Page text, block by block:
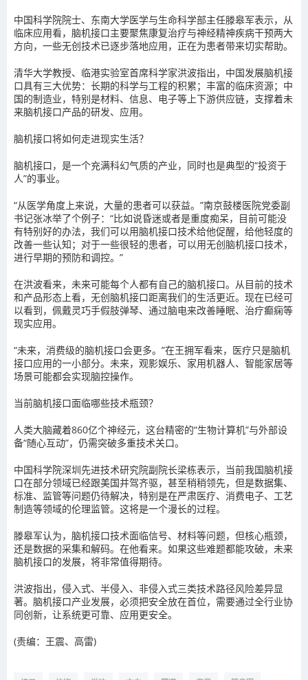
中国科学院院士、东南大学医学与生命科学部主任滕皋军表示，从
临床应用看，脑机接口主要聚焦康复治疗与神经精神疾病干预两大
方向，一些无创技术已逐步落地应用，正在为患者带来切实帮助。
清华大学教授、临港实验室首席科学家洪波指出，中国发展脑机接
口具有三大优势：长期的科学与工程的积累；丰富的临床资源；中
国的制造业，特别是材料、信息、电子等上下游供应链，支撑着未
来脑机接口产品的研发、应用。
脑机接口将如何走进现实生活？
脑机接口，是一个充满科幻气质的产业，同时也是典型的“投资于
人”的事业。
“从医学角度上来说，大量的患者可以获益。”南京鼓楼医院党委副
书记张冰举了个例子：“比如说昏迷或者是重度痴呆，目前可能没
有特别好的办法，我们可以用脑机接口技术给他促醒，给他轻度的
改善一些认知；对于一些很轻的患者，可以用无创脑机接口技术，
进行早期的预防和调控。”
在洪波看来，未来可能每个人都有自己的脑机接口。从目前的技术
和产品形态上看，无创脑机接口距离我们的生活更近。现在已经可
以看到，佩戴灵巧手假肢弹琴、通过脑电来改善睡眠、治疗癫痫等
现实应用。
“未来，消费级的脑机接口会更多。”在王拥军看来，医疗只是脑机
接口应用的一小部分。未来，观影娱乐、家用机器人、智能家居等
场景可能都会实现脑控操作。
当前脑机接口面临哪些技术瓶颈？
人类大脑藏着860亿个神经元，这台精密的“生物计算机”与外部设
备“随心互动”，仍需突破多重技术关口。
中国科学院深圳先进技术研究院副院长梁栋表示，当前我国脑机接
口在部分领域已经跟美国并驾齐驱，甚至稍稍领先，但是数据集、
标准、监管等问题仍待解决，特别是在严肃医疗、消费电子、工艺
制造等领域的伦理监管。这将是一个漫长的过程。
滕皋军认为，脑机接口技术面临信号、材料等问题，但核心瓶颈，
还是数据的采集和解码。在他看来。如果这些难题都能攻破，未来
脑机接口的发展，将非常值得期待。
洪波指出，侵入式、半侵入、非侵入式三类技术路径风险差异显
著。脑机接口产业发展，必须把安全放在首位，需要通过全行业协
同创新，让系统更可靠、应用更安全。
(责编：王震、高雷)